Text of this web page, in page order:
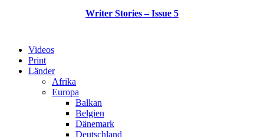
Writer Stories – Issue 5
Videos
Print
Länder
Afrika
Europa
Balkan
Belgien
Dänemark
Deutschland